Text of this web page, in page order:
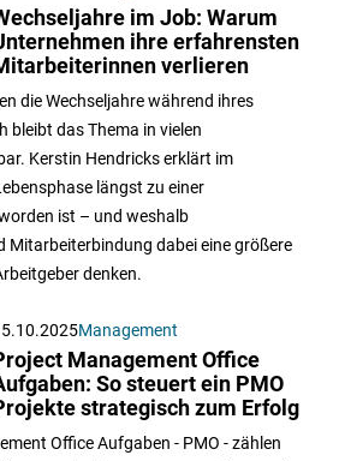
im Job: Warum
ihre erfahrensten
verlieren
die Wechseljahre während ihres
bleibt das Thema in vielen
Kerstin Hendricks erklärt im
längst zu einer
ist – und weshalb
Mitarbeiterbindung dabei eine größere
denken.
Management
Management Office
So steuert ein PMO
strategisch zum Erfolg
Office Aufgaben - PMO - zählen